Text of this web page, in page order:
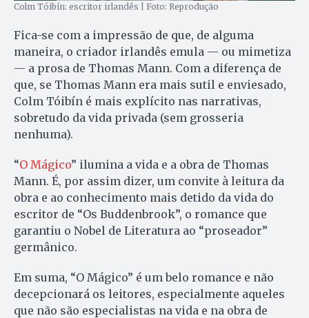
Colm Tóibín: escritor irlandês | Foto: Reprodução
Fica-se com a impressão de que, de alguma
maneira, o criador irlandês emula — ou mimetiza
— a prosa de Thomas Mann. Com a diferença de
que, se Thomas Mann era mais sutil e enviesado,
Colm Tóibín é mais explícito nas narrativas,
sobretudo da vida privada (sem grosseria
nenhuma).
“O Mágico” ilumina a vida e a obra de Thomas
Mann. É, por assim dizer, um convite à leitura da
obra e ao conhecimento mais detido da vida do
escritor de “Os Buddenbrook”, o romance que
garantiu o Nobel de Literatura ao “proseador”
germânico.
Em suma, “O Mágico” é um belo romance e não
decepcionará os leitores, especialmente aqueles
que não são especialistas na vida e na obra de